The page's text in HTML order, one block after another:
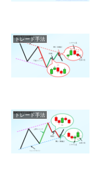
トレード手法
トレード手法